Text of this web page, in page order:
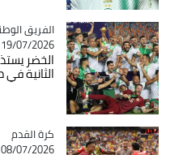
Catégorie
الفريق الوطني
19/07/2026 - 20:17
الخضر
الثانية في
Catégorie
كرة القدم
08/07/2026 - 07:51